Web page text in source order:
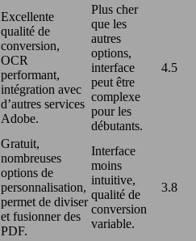
Excellente
qualité de
conversion,
OCR
performant,
intégration avec
d’autres services
Adobe.
Plus cher
que les
autres
options,
interface
peut être
complexe
pour les
débutants.
4.5
Gratuit,
nombreuses
options de
personnalisation,
permet de diviser
et fusionner des
PDF.
Interface
moins
intuitive,
qualité de
conversion
variable.
3.8